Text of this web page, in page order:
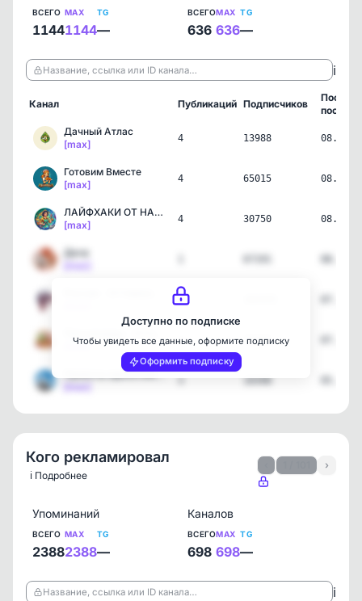
ВСЕГО
1144
MAX
1144
TG
—
ВСЕГО
636
MAX
636
TG
—
Название, ссылка или ID канала… ℹ️
Канал Публикаций Подписчиков
пост
Дачный Атлас
[max]
4 13988
Готовим Вместе
[max]
4 65015
ЛАЙФХАКИ ОТ НАРОДА
[max]
4 30750
Дача
3
[max]
3 16342
Проекты одноэтажных домов
3 10398
Доступно по подписке
Чтобы увидеть все данные, оформите подписку
Оформить подписку
Кого рекламировал
ℹ️ Подробнее
›
Упоминаний
ВСЕГО
2388
MAX
2388
TG
—
Каналов
ВСЕГО
698
MAX
698
TG
—
Название, ссылка или ID канала… ℹ️